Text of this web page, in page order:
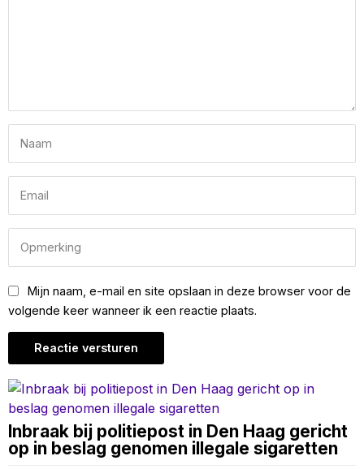
Mijn naam, e-mail en site opslaan in deze browser voor de
volgende keer wanneer ik een reactie plaats.
Inbraak bij politiepost in Den Haag gericht
op in beslag genomen illegale sigaretten